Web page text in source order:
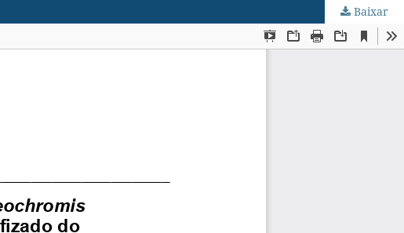
Baixar